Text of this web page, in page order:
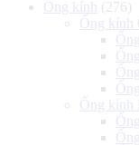
Ống kính
(276)
Ống kính
Ống kính